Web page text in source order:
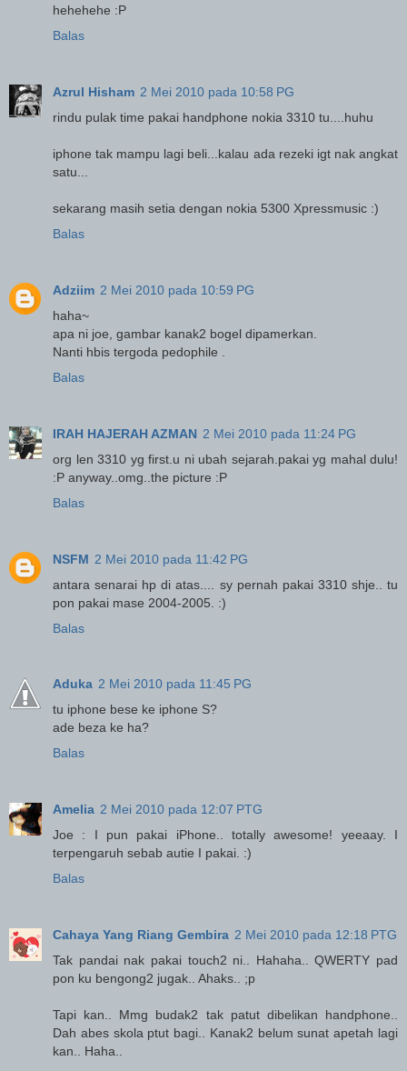
hehehehe :P
Balas
Azrul Hisham 2 Mei 2010 pada 10:58 PG
rindu pulak time pakai handphone nokia 3310 tu....huhu
iphone tak mampu lagi beli...kalau ada rezeki igt nak angkat
satu...
sekarang masih setia dengan nokia 5300 Xpressmusic :)
Balas
Adziim 2 Mei 2010 pada 10:59 PG
haha~
apa ni joe, gambar kanak2 bogel dipamerkan.
Nanti hbis tergoda pedophile .
Balas
IRAH HAJERAH AZMAN 2 Mei 2010 pada 11:24 PG
org len 3310 yg first.u ni ubah sejarah.pakai yg mahal dulu!
:P anyway..omg..the picture :P
Balas
NSFM 2 Mei 2010 pada 11:42 PG
antara senarai hp di atas.... sy pernah pakai 3310 shje.. tu
pon pakai mase 2004-2005. :)
Balas
Aduka 2 Mei 2010 pada 11:45 PG
tu iphone bese ke iphone S?
ade beza ke ha?
Balas
Amelia 2 Mei 2010 pada 12:07 PTG
Joe : I pun pakai iPhone.. totally awesome! yeeaay. I
terpengaruh sebab autie I pakai. :)
Balas
Cahaya Yang Riang Gembira 2 Mei 2010 pada 12:18 PTG
Tak pandai nak pakai touch2 ni.. Hahaha.. QWERTY pad
pon ku bengong2 jugak.. Ahaks.. ;p
Tapi kan.. Mmg budak2 tak patut dibelikan handphone..
Dah abes skola ptut bagi.. Kanak2 belum sunat apetah lagi
kan.. Haha..